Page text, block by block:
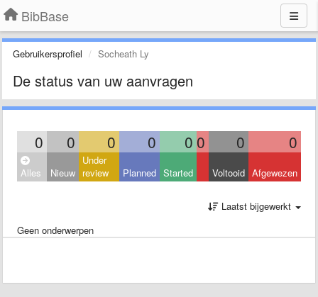
BibBase
Gebruikersprofiel Socheath Ly
De status van uw aanvragen
0 0 0 0 0 0 0 0
Alles Nieuw
Under
review
Planned Started Voltooid Afgewezen
Laatst bijgewerkt
Geen onderwerpen